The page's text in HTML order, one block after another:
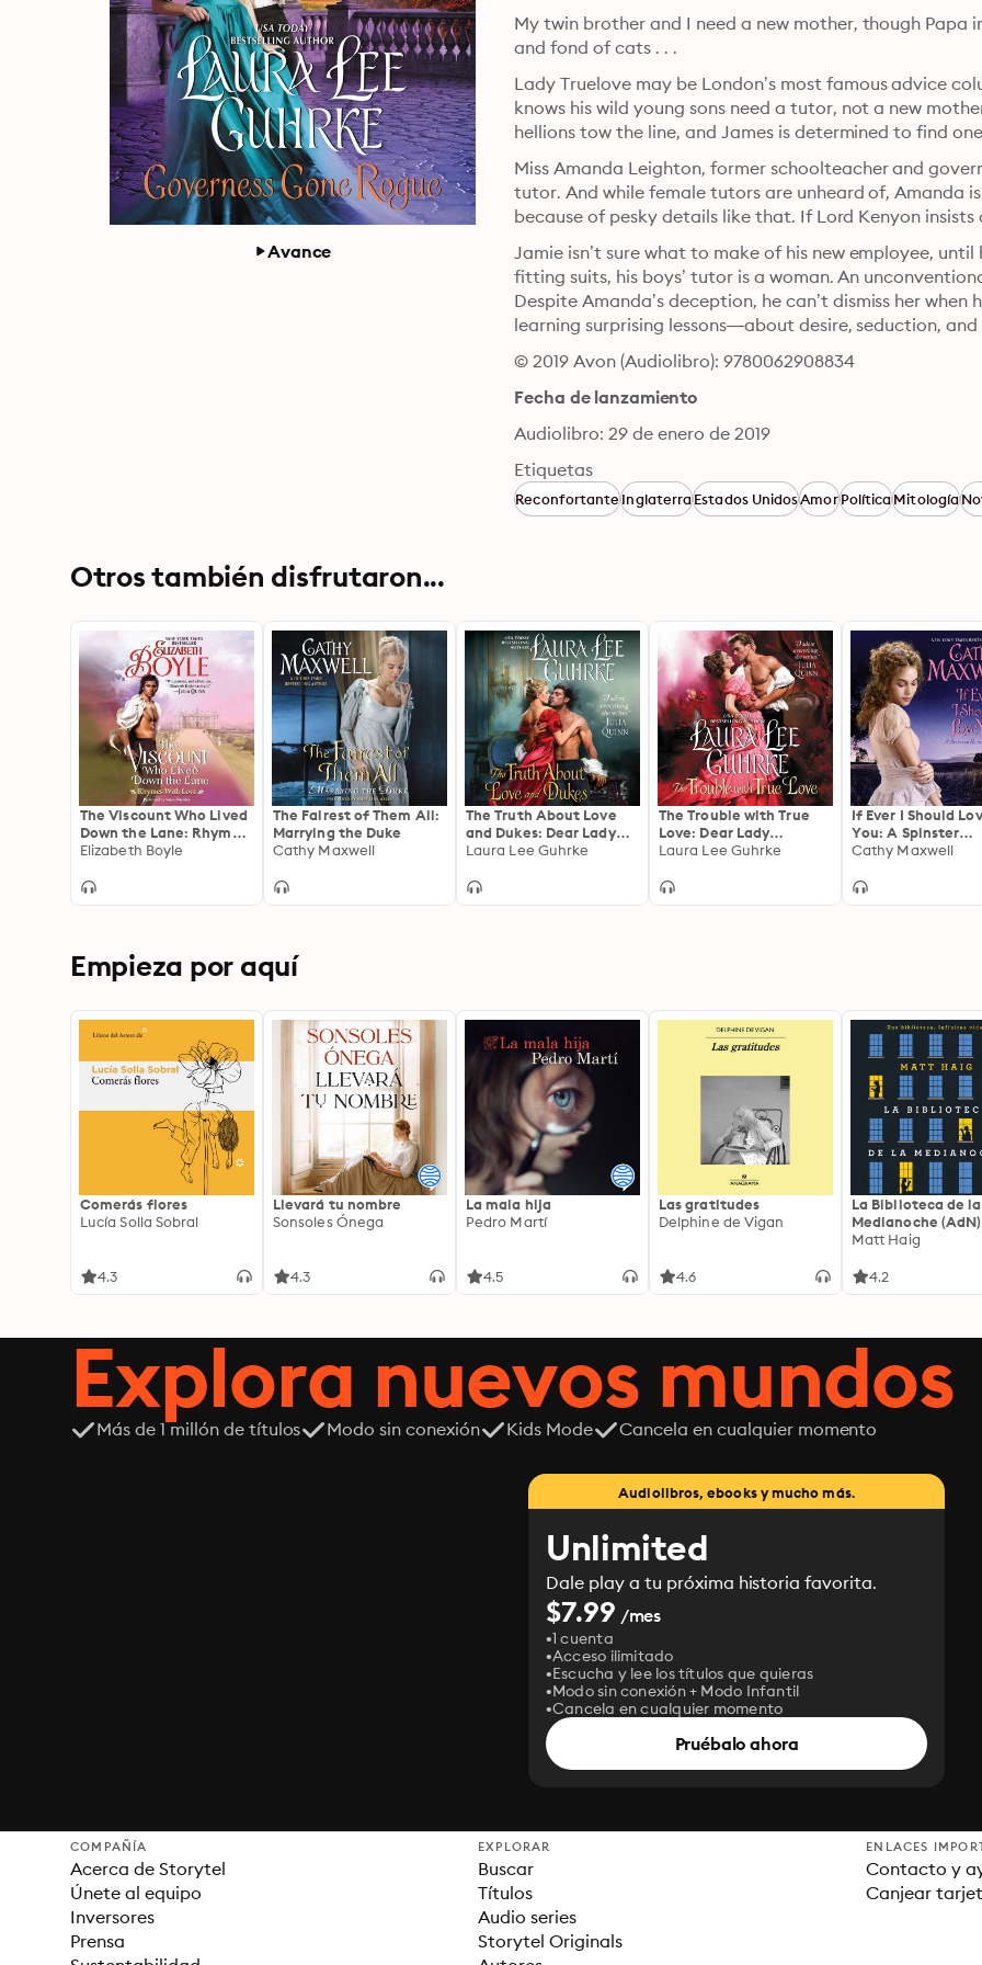
Avance
My twin brother and I need a new mother, though Papa
and fond of cats . . .
Lady Truelove may be London’s most famous advice
knows his wild young sons need a tutor, not a new
hellions tow the line, and James is determined to find
Miss Amanda Leighton, former schoolteacher and
tutor. And while female tutors are unheard of, Amanda
because of pesky details like that. If Lord Kenyon
Jamie isn’t sure what to make of his new employee,
fitting suits, his boys’ tutor is a woman. An
Despite Amanda’s deception, he can’t dismiss her
learning surprising lessons—about desire, seduction,
© 2019 Avon (Audiolibro): 9780062908834
Fecha de lanzamiento
Audiolibro: 29 de enero de 2019
Etiquetas
ReconfortanteInglaterraEstados UnidosAmorPolíticaMitología
Otros también disfrutaron...
The Viscount Who Lived
Down the Lane: Rhymes
With Love
Elizabeth Boyle
The Fairest of Them All:
Marrying the Duke
Cathy Maxwell
The Truth About Love
and Dukes: Dear Lady
Truelove
Laura Lee Guhrke
The Trouble with True
Love: Dear Lady
Truelove
Laura Lee Guhrke
If Ever I Should
You: A Spinster
Heiresses Novel
Cathy Maxwell
Empieza por aquí
Comerás flores
Lucía Solla Sobral
4.3
Llevará tu nombre
Sonsoles Ónega
4.3
La mala hija
Pedro Martí
4.5
Las gratitudes
Delphine de Vigan
4.6
La Biblioteca de la
Medianoche (AdN)
Matt Haig
4.2
Explora nuevos mundos
Más de 1 millón de títulos Modo sin conexión Kids Mode Cancela en cualquier momento
Audiolibros, ebooks y mucho más.
Unlimited
Dale play a tu próxima historia favorita.
$7.99 /mes
1 cuenta
Acceso ilimitado
Escucha y lee los títulos que quieras
Modo sin conexión + Modo Infantil
Cancela en cualquier momento
Pruébalo ahora
COMPAÑÍA
Acerca de Storytel
Únete al equipo
Inversores
Prensa
EXPLORAR
Buscar
Títulos
Audio series
Storytel Originals
ENLACES
Contacto y
Canjear